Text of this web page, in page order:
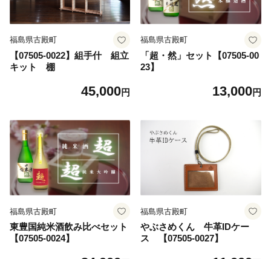
福島県古殿町
【07505-0022】組手什 組立
キット 棚
45,000円
福島県古殿町
「超・然」セット【07505-00
23】
13,000円
福島県古殿町
東豊国純米酒飲み比べセット
【07505-0024】
福島県古殿町
やぶさめくん 牛革IDケー
ス 【07505-0027】